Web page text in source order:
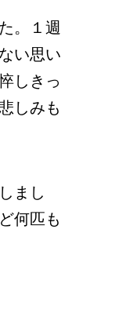
。１週
い思い
しきっ
しみも
まし
何匹も